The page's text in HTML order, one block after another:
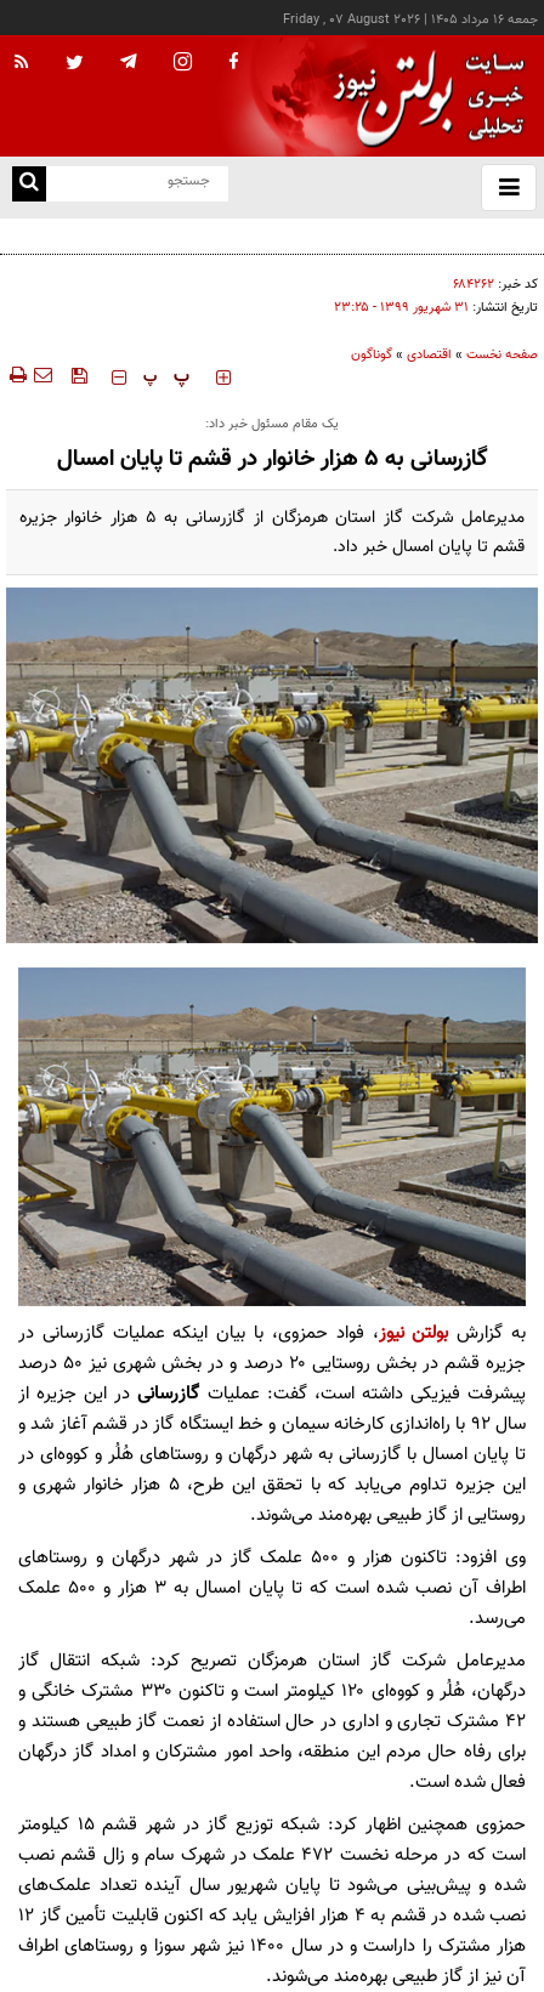
جمعه ۱۶ مرداد ۱۴۰۵ |
Friday , 07 August 2026
باز
و
کد خبر: ۶۸۴۲۶۲
تاریخ انتشار: ۳۱ شهريور ۱۳۹۹ - ۲۳:۲۵
صفحه نخست » اقتصادی »گوناگون
‍‍‍ پ پ
یک مقام مسئول خبر داد:
گازرسانی به ۵ هزار خانوار در قشم تا پایان امسال
مدیرعامل شرکت گاز استان هرمزگان از گازرسانی به ۵ هزار خانوار جزیره
قشم تا پایان امسال خبر داد.
به گزارشبولتن نیوز، فواد حمزوی، با بیان اینکه عملیات گازرسانی در
جزیره قشم در بخش روستایی ۲۰ درصد و در بخش شهری نیز ۵۰ درصد
پیشرفت فیزیکی داشته است، گفت: عملیات گازرسانیدر این جزیره از
سال ۹۲ با راه‌اندازی کارخانه سیمان و خط ایستگاه گاز در قشم آغاز شد و
تا پایان امسال با گازرسانی به شهر درگهان و روستاهای هُلُر و کووه‌ای در
این جزیره تداوم می‌یابد که با تحقق این طرح، ۵ هزار خانوار شهری و
روستایی از گاز طبیعی بهره‌مند می‌شوند.
وی افزود: تاکنون هزار و ۵۰۰ علمک گاز در شهر درگهان و روستاهای
اطراف آن نصب شده است که تا پایان امسال به ۳ هزار و ۵۰۰ علمک
می‌رسد.
مدیرعامل شرکت گاز استان هرمزگان تصریح کرد: شبکه انتقال گاز
درگهان، هُلُر و کووه‌ای ۱۲۰ کیلومتر است و تاکنون ۳۳۰ مشترک خانگی و
۴۲ مشترک تجاری و اداری در حال استفاده از نعمت گاز طبیعی هستند و
برای رفاه حال مردم این منطقه، واحد امور مشترکان و امداد گاز درگهان
فعال شده است.
حمزوی همچنین اظهار کرد: شبکه توزیع گاز در شهر قشم ۱۵ کیلومتر
است که در مرحله نخست ۴۷۲ علمک در شهرک سام و زال قشم نصب
شده و پیش‌بینی می‌شود تا پایان شهریور سال آینده تعداد علمک‌های
نصب شده در قشم به ۴ هزار افزایش یابد که اکنون قابلیت تأمین گاز ۱۲
هزار مشترک را داراست و در سال ۱۴۰۰ نیز شهر سوزا و روستاهای اطراف
آن نیز از گاز طبیعی بهره‌مند می‌شوند.